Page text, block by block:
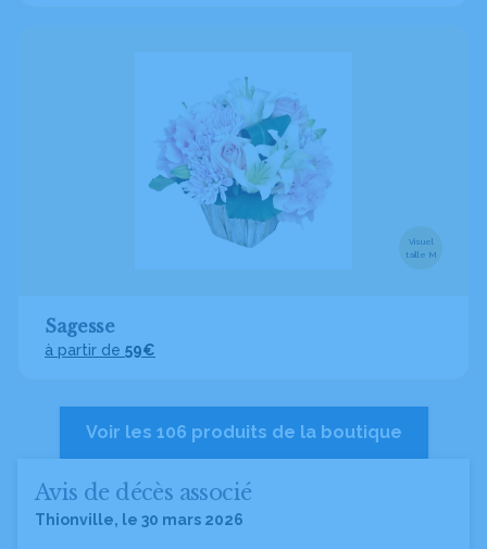
Visuel
taille M
Sagesse
à partir de 59€
Voir les 106 produits de la boutique
Avis de décès associé
Thionville, le 30 mars 2026